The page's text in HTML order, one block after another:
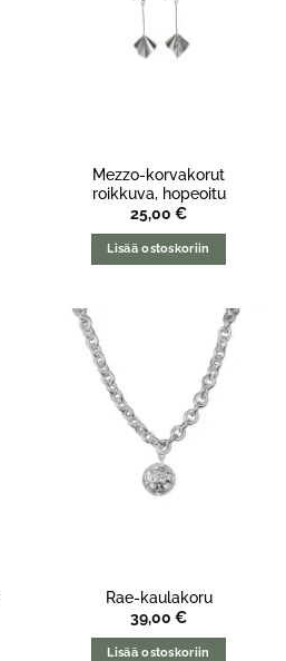
Mezzo-korvakorut
roikkuva, hopeoitu
25,00 €
Lisää ostoskoriin
Rae-kaulakoru
39,00 €
Lisää ostoskoriin